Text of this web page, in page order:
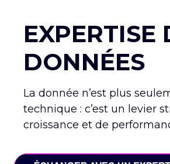
EXPERTISE
DONNÉES
La donnée n’est plus
technique : c’est un levier
croissance et de